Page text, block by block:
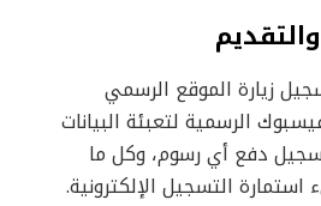
زيارة الموقع الرسمي
الرسمية لتعبئة البيانات
دفع أي رسوم، وكل ما
التسجيل الإلكترونية.